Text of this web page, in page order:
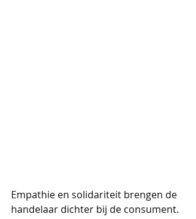
Empathie en solidariteit brengen de
handelaar dichter bij de consument.